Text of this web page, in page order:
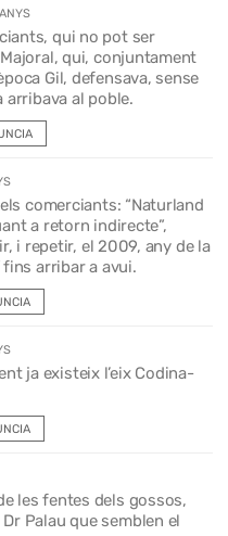
qui no pot ser
qui, conjuntament
Gil, defensava, sense
arribava al poble.
comerciants: “Naturland
a retorn indirecte”,
i repetir, el 2009, any de la
arribar a avui.
ja existeix l’eix Codina-
les fentes dels gossos,
Palau que semblen el